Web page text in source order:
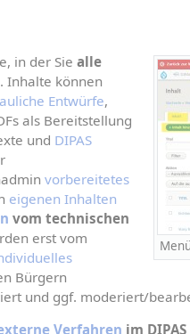
in der Sie alle
Inhalte können
Entwürfe,
als Bereitstellung
und DIPAS
vorbereitetes
eigenen Inhalten
vom technischen
erst vom
Bürgern
und ggf. moderiert/
Verfahren im